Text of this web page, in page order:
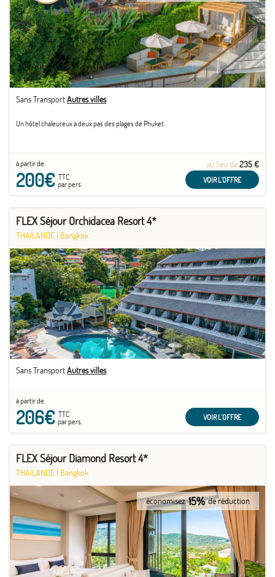
Sans TransportAutres villes
Un hôtel chaleureux à deux pas des plages de Phuket.
à partir de
200€TTC
par pers.
au lieu de235 €
VOIR L'OFFRE
FLEX Séjour Orchidacea Resort 4*
THAÏLANDE | Bangkok
Sans TransportAutres villes
à partir de
206€TTC
par pers.
VOIR L'OFFRE
FLEX Séjour Diamond Resort 4*
THAÏLANDE | Bangkok
économisez 15% de réduction